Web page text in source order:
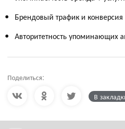
Брендовый трафик и конверсия
Авторитетность упоминающих
Поделиться:
В